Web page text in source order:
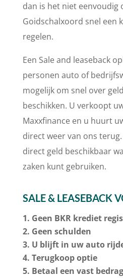
dan is het niet eenvoudig
Goidschalxoord snel een
regelen.
Een Sale and leaseback
personen auto of
mogelijk om snel over
beschikken. U verkoopt
Maxxfinance en u huurt
direct weer van ons
direct geld beschikbaar
zaken kunt gebruiken.
SALE & LEASEBACK
Geen BKR krediet
Geen schulden
U blijft in uw auto
Terugkoop optie
Betaal een vast